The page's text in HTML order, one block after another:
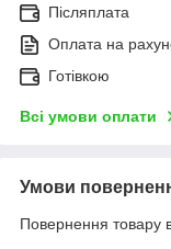
Післяплата
Оплата на
Готівкою
Всі умови оплати
Умови
Повернення товару